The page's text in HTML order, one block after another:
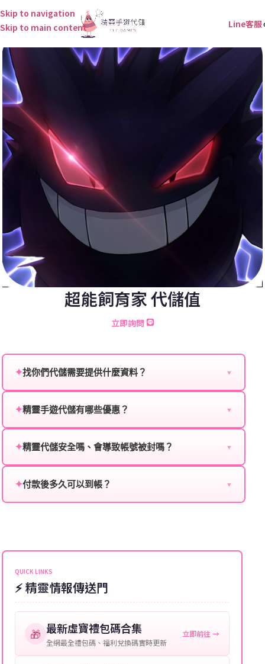
Skip to navigation
Skip to main content
Line客服
超能飼育家 代儲值
立即詢問
✦找你們代儲需要提供什麼資料？ ▼
服：
角色名稱：您遊戲中的角色名稱。
等級：角色的當前等級。
提供這些信息能幫助我們更快地處理您的代儲需求，確
保您盡享遊戲樂趣！
✦精靈手遊代儲有哪些優惠？ ▼
贈送、大額儲值優惠及節日限定活動，儲值最低6折
✦精靈代儲安全嗎、會導致帳號被封嗎？ ▼
單，不使用外掛程式、非法點數或異常儲值管道。您獲
✦付款後多久可以到帳？ ▼
可直接聯絡客服查詢訂單進度。
QUICK LINKS
⚡ 精靈情報傳送門
🎁 最新虛寶禮包碼合集
全網最全禮包碼、福利兌換碼實時更新
立即前往 →